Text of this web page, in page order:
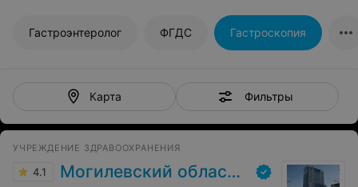
Гастроэнтеролог ФГДС Гастроскопия
Карта Фильтры
УЧРЕЖДЕНИЕ ЗДРАВООХРАНЕНИЯ
4.1 Могилевский областной лечебно-диагностический центр